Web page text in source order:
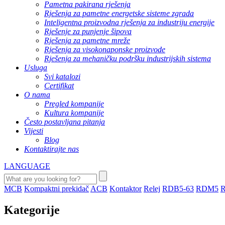
Pametna pakirana rješenja
Rješenja za pametne energetske sisteme zgrada
Inteligentna proizvodna rješenja za industriju energije
Rješenje za punjenje šipova
Rješenja za pametne mreže
Rješenja za visokonaponske proizvode
Rješenja za mehaničku podršku industrijskih sistema
Usluga
Svi katalozi
Certifikat
O nama
Pregled kompanije
Kultura kompanije
Često postavljana pitanja
Vijesti
Blog
Kontaktirajte nas
LANGUAGE
MCB Kompaktni prekidač ACB Kontaktor Relej RDB5-63 RDM5
Kategorije